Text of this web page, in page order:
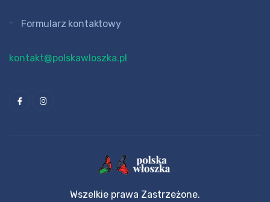
Formularz kontaktowy
kontakt@polskawloszka.pl
Wszelkie prawa Zastrzeżone.